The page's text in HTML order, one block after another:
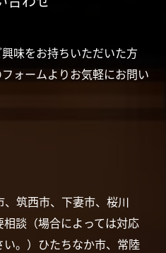
味をお持ちいただいた方
ォームよりお気軽にお問い
筑西市、下妻市、桜川
談（場合によっては対応
。）ひたちなか市、常陸